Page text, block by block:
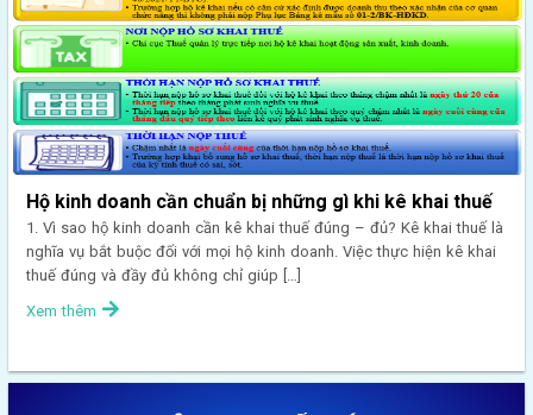
Hộ kinh doanh cần chuẩn bị những gì khi kê khai thuế
1. Vì sao hộ kinh doanh cần kê khai thuế đúng – đủ? Kê khai thuế là
nghĩa vụ bắt buộc đối với mọi hộ kinh doanh. Việc thực hiện kê khai
thuế đúng và đầy đủ không chỉ giúp […]
Xem thêm